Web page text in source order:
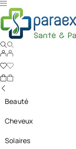
Beauté
Cheveux
Solaires